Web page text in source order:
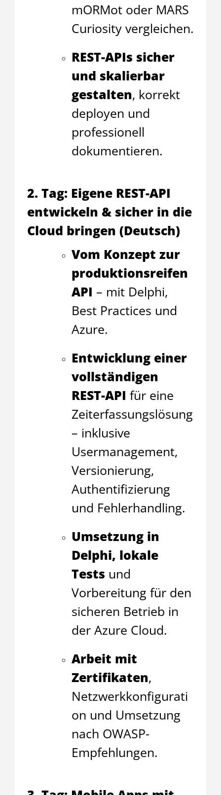
mORMot oder MARS
Curiosity vergleichen.
REST-APIs sicher
und skalierbar
gestalten, korrekt
deployen und
professionell
dokumentieren.
2. Tag: Eigene REST-API
entwickeln & sicher in die
Cloud bringen (Deutsch)
Vom Konzept zur
produktionsreifen
API – mit Delphi,
Best Practices und
Azure.
Entwicklung einer
vollständigen
REST-API für eine
Zeiterfassungslösung
– inklusive
Usermanagement,
Versionierung,
Authentifizierung
und Fehlerhandling.
Umsetzung in
Delphi, lokale
Tests und
Vorbereitung für den
sicheren Betrieb in
der Azure Cloud.
Arbeit mit
Zertifikaten,
Netzwerkkonfigurati
on und Umsetzung
nach OWASP-
Empfehlungen.